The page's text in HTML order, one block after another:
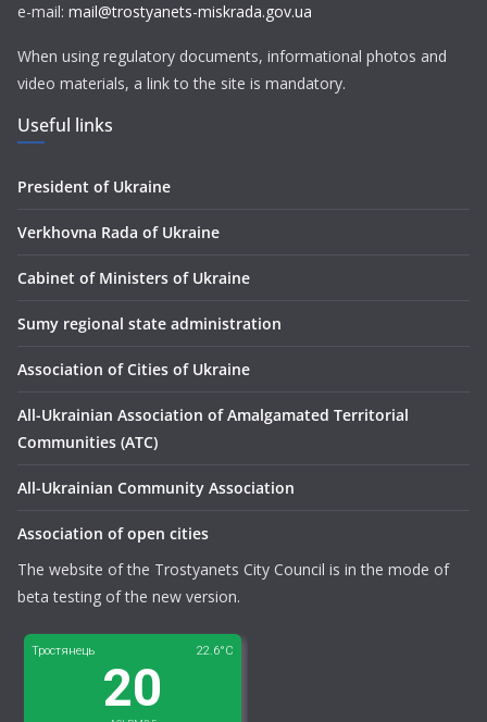
e-mail: mail@trostyanets-miskrada.gov.ua
When using regulatory documents, informational photos and
video materials, a link to the site is mandatory.
Useful links
President of Ukraine
Verkhovna Rada of Ukraine
Сabinet of Ministers of Ukraine
Sumy regional state administration
Association of Cities of Ukraine
All-Ukrainian Association of Amalgamated Territorial
Communities (ATC)
All-Ukrainian Community Association
Association of open cities
The website of the Trostyanets City Council is in the mode of
beta testing of the new version.